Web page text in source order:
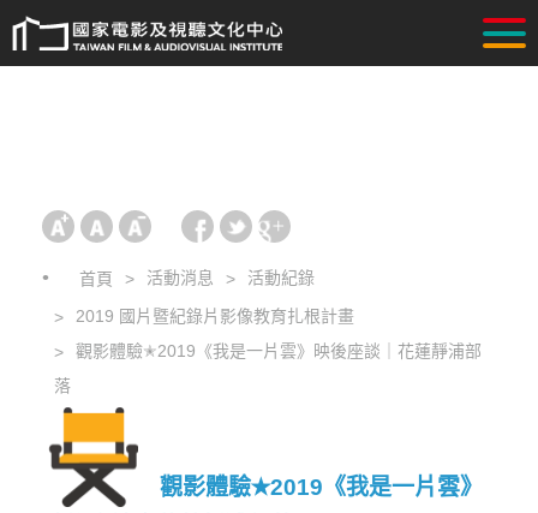
首頁 活動消息
活動紀錄
2019 國片暨紀錄片影像教育扎根計畫
觀影體驗✭2019《我是一片雲》映後座談｜花蓮靜浦部
落
觀影體驗✭2019《我是一片雲》